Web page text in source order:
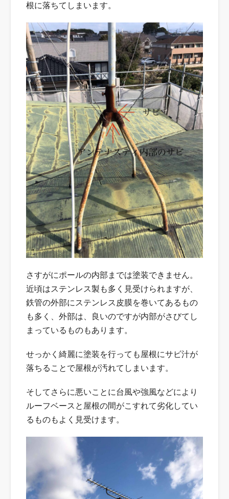
根に落ちてしまいます。
さすがにポールの内部までは塗装できません。
近頃はステンレス製も多く見受けられますが、
鉄管の外部にステンレス皮膜を巻いてあるもの
も多く、外部は、良いのですが内部がさびてし
まっているものもあります。
せっかく綺麗に塗装を行っても屋根にサビ汁が
落ちることで屋根が汚れてしまいます。
そしてさらに悪いことに台風や強風などにより
ルーフベースと屋根の間がこすれて劣化してい
るものもよく見受けます。